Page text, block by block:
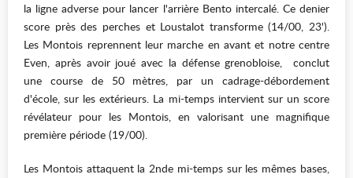
la ligne adverse pour lancer l'arrière Bento intercalé. Ce denier
score près des perches et Loustalot transforme (14/00, 23').
Les Montois reprennent leur marche en avant et notre centre
Even, après avoir joué avec la défense grenobloise, conclut
une course de 50 mètres, par un cadrage-débordement
d'école, sur les extérieurs. La mi-temps intervient sur un score
révélateur pour les Montois, en valorisant une magnifique
première période (19/00).
Les Montois attaquent la 2nde mi-temps sur les mêmes bases,